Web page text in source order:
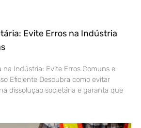
Evite Erros na Indústria
na Indústria: Evite Erros Comuns e
Eficiente Descubra como evitar
dissolução societária e garanta que